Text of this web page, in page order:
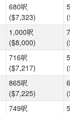
680呎
($7,323)
1,000呎
($8,000)
716呎
($7,217)
865呎
($7,225)
749呎